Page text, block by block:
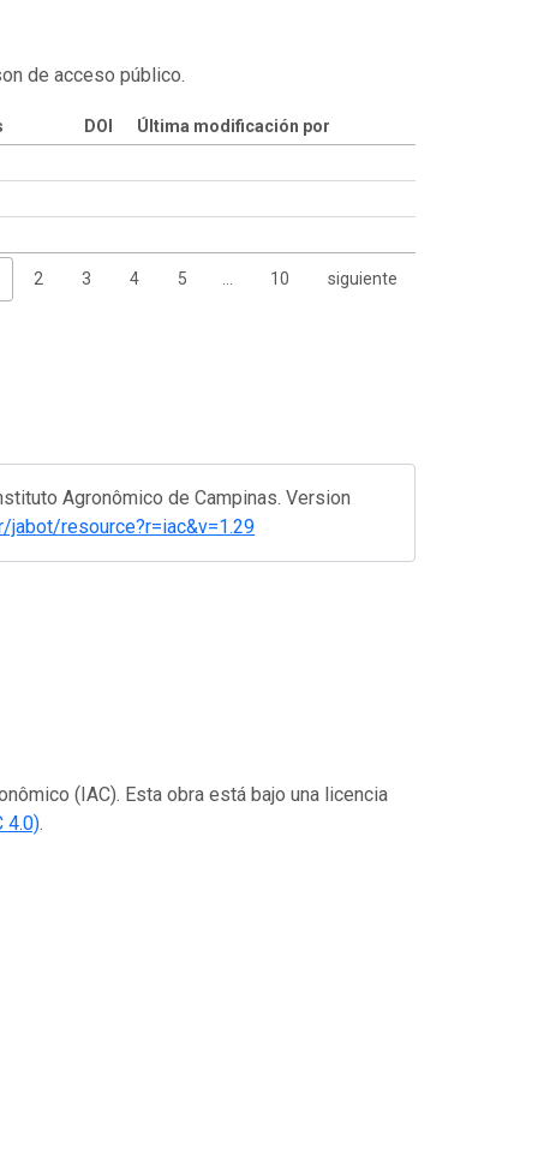
de acceso público.
DOI
Última modificación por
2 3 4 5 … 10 siguiente
Agronômico de Campinas. Version
jabot/resource?r=iac&v=1.29
(IAC). Esta obra está bajo una licencia
4.0).